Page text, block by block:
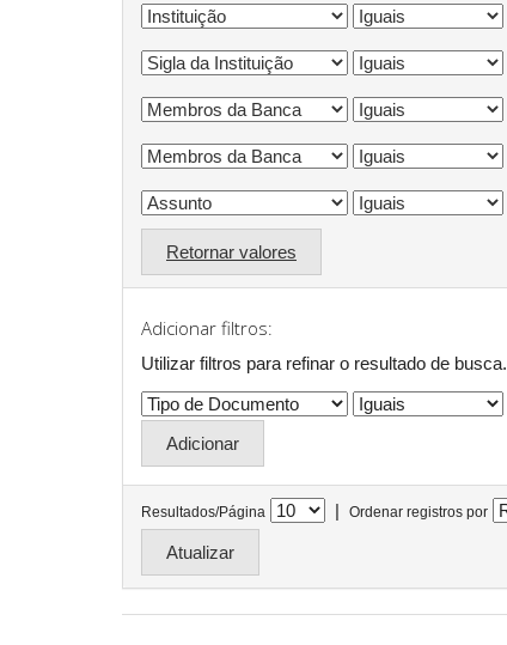
Retornar valores
Adicionar filtros:
Utilizar filtros para refinar o resultado de busca.
Resultados/Página | Ordenar registros por